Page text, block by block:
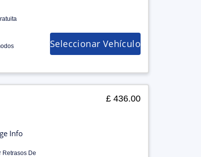
Seleccionar Vehículo
Info
Retrasos De
£ 436.00